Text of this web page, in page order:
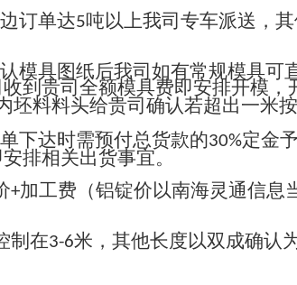
订单达5吨以上我司专车派送，
模具图纸后我司如有常规模具可
到贵司全额模具费即安排开模，
坯料料头给贵司确认若超出一米
下达时需预付总货款的30%定金
排相关出货事宜。
+加工费（铝锭价以南海灵通信息
制在3-6米，其他长度以双成确认为